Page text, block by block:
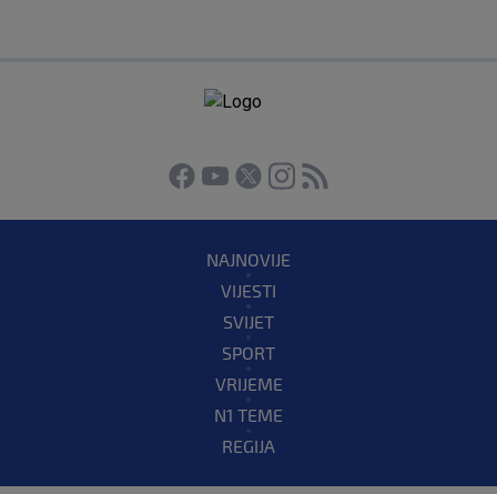
NAJNOVIJE
VIJESTI
SVIJET
SPORT
VRIJEME
N1 TEME
REGIJA